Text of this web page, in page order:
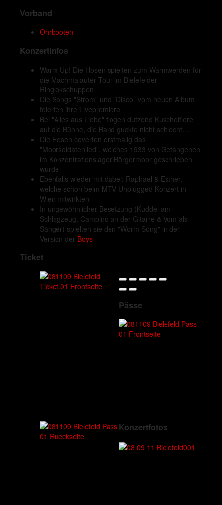
Vorband
Ohrbooten
Konzertinfos
Warm Up! Die Hosen spielten zum Warmwerden für
die Machmalauter Tour im Bielefelder
Ringlokschuppen
Die Songs "Strom" und "Disco" vom neuen Album
feierten ihre Livepremiere
Bei "Alles aus Liebe" flogen dutzend Kuscheltiere
auf die Bühne, die Band guckte nicht schlecht....
Die Hosen coverten erstmalig das
"Moorsoldatenlied", welches 1933 von Gefangenen
im Konzentrationslager Börgermoor geschrieben
wurde
Ebenfalls wieder mit dabei: Raphael & Esther,
welche schon beim MTV Unplugged Konzert in
Wien mitwirkten
In ungewöhnlicher Besetzung (Kuddel am
Schlagzeug, Campino an der Gitarre & Vom als
Sänger) spielten sie den "Worm Song" in der
Version der Boys
Ticket
Pässe
Konzertfotos